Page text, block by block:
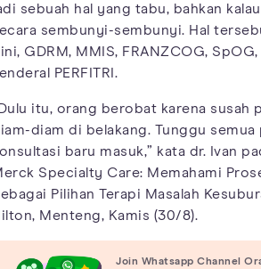
sebuah hal yang tabu, bahkan
sembunyi-sembunyi. Hal
GDRM, MMIS, FRANZCOG,
PERFITRI.
itu, orang berobat karena susah
diam di belakang. Tunggu semua
baru masuk,” kata dr. Ivan
Specialty Care: Memahami
Pilihan Terapi Masalah
Menteng, Kamis (30/8).
Join Whatsapp Channel